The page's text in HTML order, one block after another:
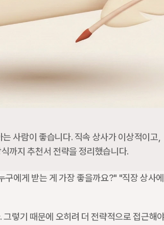
사람이 좋습니다. 직속 상사가 이상적이고,
까지 추천서 전략을 정리했습니다.
에게 받는 게 가장 좋을까요?" "직장 상사에
렇기 때문에 오히려 더 전략적으로 접근해